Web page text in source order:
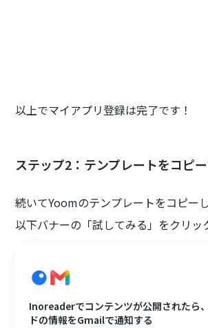
以上でマイアプリ登録は完了です！
ステップ2：テンプレートをコピ
続いてYoomのテンプレートをコピーし
以下バナーの「試してみる」をクリッ
Inoreaderでコンテンツが公開されたら
ドの情報をGmailで通知する